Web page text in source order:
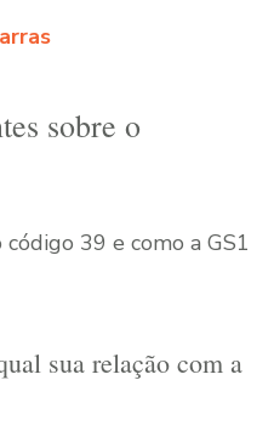
sobre o
39 e como a GS1
sua relação com a